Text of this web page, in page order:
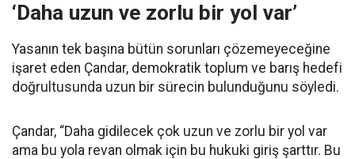
‘Daha uzun ve zorlu bir yol var’
Yasanın tek başına bütün sorunları çözemeyeceğine
işaret eden Çandar, demokratik toplum ve barış hedefi
doğrultusunda uzun bir sürecin bulunduğunu söyledi.
Çandar, “Daha gidilecek çok uzun ve zorlu bir yol var
ama bu yola revan olmak için bu hukuki giriş şarttır. Bu